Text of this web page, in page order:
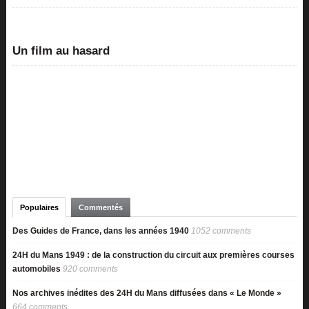
Un film au hasard
Populaires Commentés
Des Guides de France, dans les années 1940 1052 comments
24H du Mans 1949 : de la construction du circuit aux premières courses
automobiles 920 comments
Nos archives inédites des 24H du Mans diffusées dans « Le Monde »
664 comments